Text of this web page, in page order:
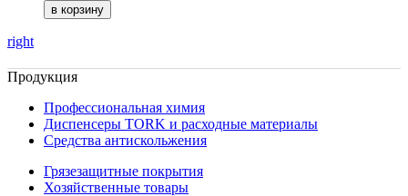
right
Продукция
Профессиональная химия
Диспенсеры TORK и расходные материалы
Cредства антискольжения
Грязезащитные покрытия
Хозяйственные товары